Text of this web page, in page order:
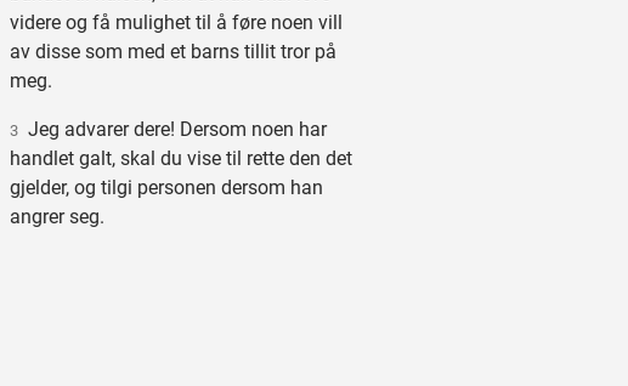
videre og få mulighet til å føre noen vill
av disse som med et barns tillit tror på
meg.
3 Jeg advarer dere! Dersom noen har
handlet galt, skal du vise til rette den det
gjelder, og tilgi personen dersom han
angrer seg.